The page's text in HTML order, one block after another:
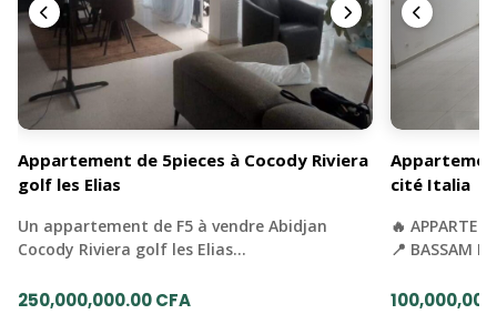
Appartement de 5pieces à Cocody Riviera
golf les Elias
Un appartement de F5 à vendre Abidjan
Cocody Riviera golf les Elias…
250,000,000.00 CFA
cité Italia
🔥
📍 BASSAM